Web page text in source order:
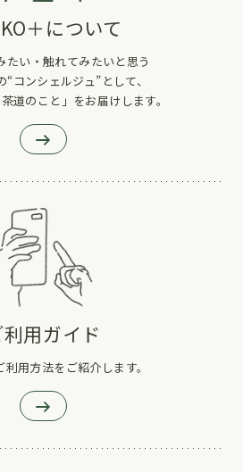
＋について
たい・触れてみたいと思う
“コンシェルジュ”として、
道のこと」をお届けします。
利用ガイド
利用方法をご紹介します。